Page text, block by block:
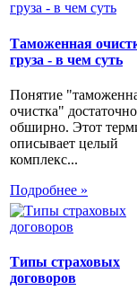
Таможенная
груза - в чем суть
Понятие
очистка" достаточно
обширно. Этот
описывает целый
комплекс...
Подробнее »
Типы страховых
договоров